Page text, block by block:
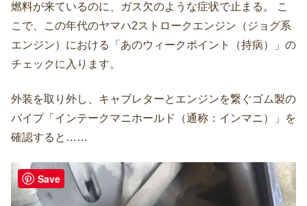
燃料が来ているのに、ガス欠のような症状で止まる。 こ
こで、この年代のヤマハ2ストロークエンジン（ジョグ系
エンジン）における「あのウィークポイント（持病）」の
チェックに入ります。
外装を取り外し、キャブレターとエンジンを繋ぐゴム製の
パイプ「インテークマニホールド（通称：インマニ）」を
確認すると……
Save